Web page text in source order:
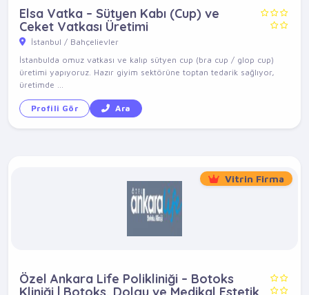
Elsa Vatka – Sütyen Kabı (Cup) ve
Ceket Vatkası Üretimi
İstanbul / Bahçelievler
İstanbulda omuz vatkası ve kalıp sütyen cup (bra cup / glop cup)
üretimi yapıyoruz. Hazır giyim sektörüne toptan tedarik sağlıyor,
üretimde ...
Profili Gör Ara
Vitrin Firma
Özel Ankara Life Polikliniği – Botoks